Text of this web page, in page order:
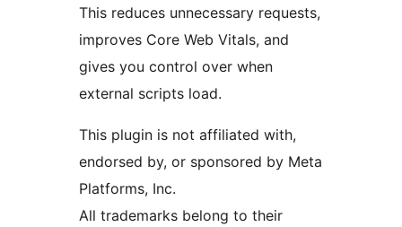
This reduces unnecessary requests,
improves Core Web Vitals, and
gives you control over when
external scripts load.
This plugin is not affiliated with,
endorsed by, or sponsored by Meta
Platforms, Inc.
All trademarks belong to their